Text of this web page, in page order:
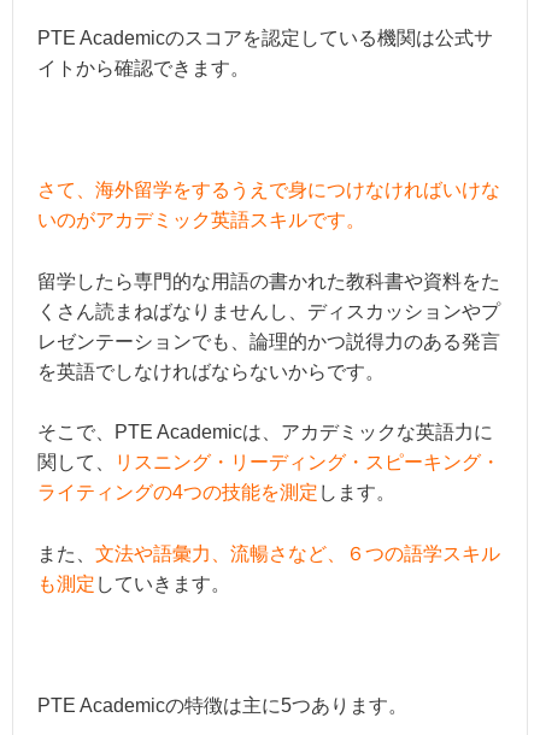
PTE Academicのスコアを認定している機関は公式サ
イトから確認できます。
さて、海外留学をするうえで身につけなければいけな
いのがアカデミック英語スキルです。
留学したら専門的な用語の書かれた教科書や資料をた
くさん読まねばなりませんし、ディスカッションやプ
レゼンテーションでも、論理的かつ説得力のある発言
を英語でしなければならないからです。
そこで、PTE Academicは、アカデミックな英語力に
関して、
リスニング・リーディング・スピーキング・
ライティングの4つの技能を測定 します。
また、 文法や語彙力、流暢さなど、６つの語学スキル
も測定 していきます。
PTE Academicの特徴は主に5つあります。